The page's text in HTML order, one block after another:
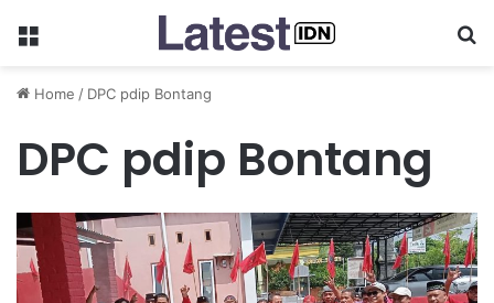
Menu
Home / DPC pdip Bontang
DPC pdip Bontang